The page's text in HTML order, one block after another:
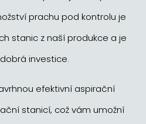
prachu pod kontrolu je
stanic z naší produkce a je
investice.
efektivní aspirační
stanicí, což vám umožní